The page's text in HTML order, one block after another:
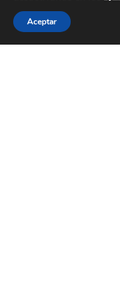
Aceptar